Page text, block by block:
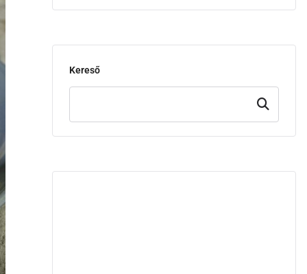
Kereső
Keresd